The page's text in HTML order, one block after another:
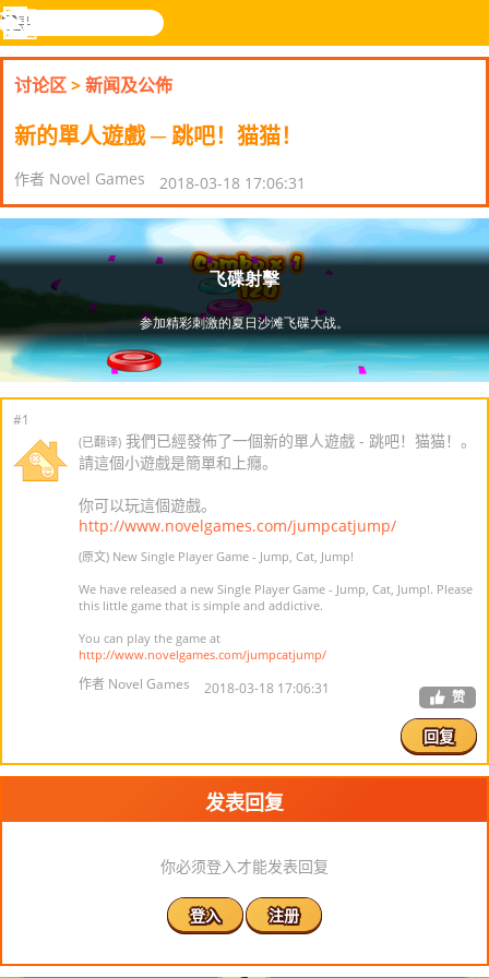
乐和游
搜
寻
登入
功
能
讨论区>新闻及公佈
新的單人遊戲 ─ 跳吧！猫猫！
作者 Novel Games 2018-03-18 17:06:31
#1
(已翻译) 我們已經發佈了一個新的單人遊戲 - 跳吧！猫猫！。
請這個小遊戲是簡單和上癮。
你可以玩這個遊戲。
http://www.novelgames.com/jumpcatjump/
(原文) New Single Player Game - Jump, Cat, Jump!
We have released a new Single Player Game - Jump, Cat, Jump!. Please
this little game that is simple and addictive.
You can play the game at
http://www.novelgames.com/jumpcatjump/
作者 Novel Games 2018-03-18 17:06:31 赞
回复
发表回复
你必须登入才能发表回复
登入 注册